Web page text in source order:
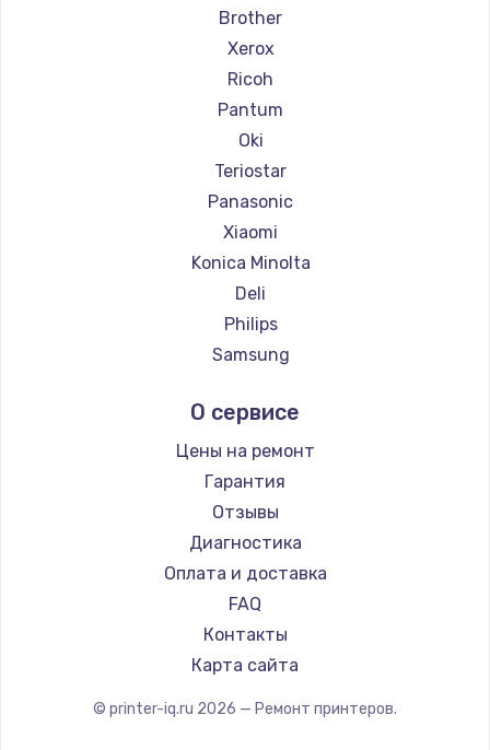
390 руб.
Заказать
Brother
Xerox
Ricoh
Pantum
Oki
Teriostar
Panasonic
Xiaomi
Konica Minolta
Deli
Philips
Samsung
Lexmark
Sharp
TSC
Fujitsu
Godex
О сервисе
Цены на ремонт
Гарантия
Отзывы
Диагностика
Оплата и доставка
FAQ
Контакты
Карта сайта
© printer-iq.ru 2026 — Ремонт принтеров.